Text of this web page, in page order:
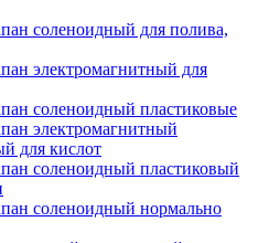
соленоидный для полива,
электромагнитный для
соленоидный пластиковые
электромагнитный
для кислот
соленоидный пластиковый
соленоидный нормально